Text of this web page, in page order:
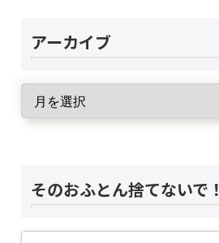
アーカイブ
そのおふとん捨てないで！